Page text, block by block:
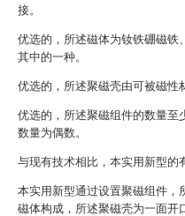
接。
优选的，所述磁体为钕铁硼磁铁
其中的一种。
优选的，所述聚磁壳由可被磁性
优选的，所述聚磁组件的数量至
数量为偶数。
与现有技术相比，本实用新型的
本实用新型通过设置聚磁组件，
磁体构成，所述聚磁壳为一面开